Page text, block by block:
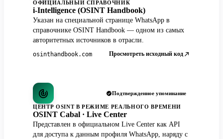
ОФИЦИАЛЬНЫЙ СПРАВОЧНИК
i-Intelligence (OSINT Handbook)
Указан на специальной странице WhatsApp в
справочнике OSINT Handbook — одном из самых
авторитетных источников в отрасли.
osinthandbook.com Просмотреть исходный код
Подтвержденное упоминание
ЦЕНТР OSINT В РЕЖИМЕ РЕАЛЬНОГО ВРЕМЕНИ
OSINT Cabal · Live Center
Представлен в официальном Live Center как API
для доступа к данным профиля WhatsApp, наряду с